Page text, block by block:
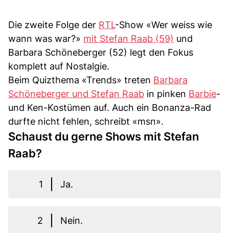
Die zweite Folge der RTL-Show «Wer weiss wie
wann was war?» mit Stefan Raab (59) und
Barbara Schöneberger (52) legt den Fokus
komplett auf Nostalgie.
Beim Quizthema «Trends» treten Barbara
Schöneberger und Stefan Raab in pinken Barbie-
und Ken-Kostümen auf. Auch ein Bonanza-Rad
durfte nicht fehlen, schreibt «msn».
Schaust du gerne Shows mit Stefan
Raab?
1 Ja.
2
Nein.